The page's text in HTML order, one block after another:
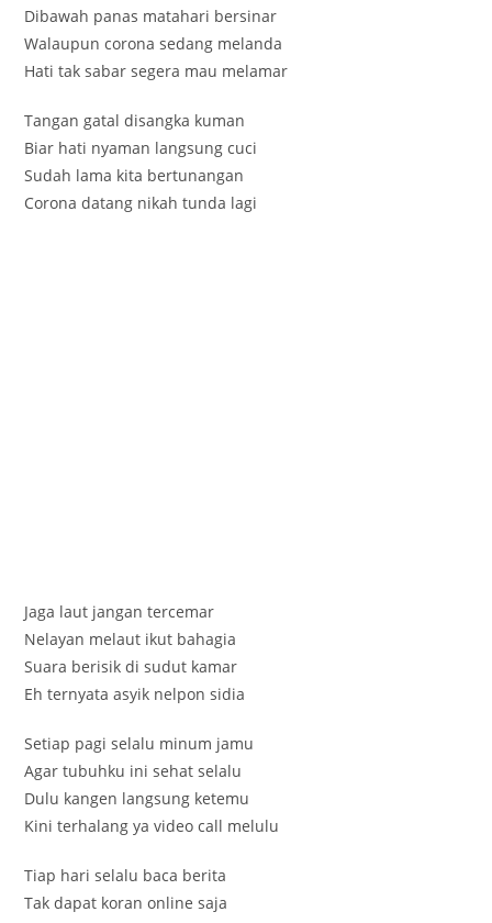
Dibawah panas matahari bersinar
Walaupun corona sedang melanda
Hati tak sabar segera mau melamar
Tangan gatal disangka kuman
Biar hati nyaman langsung cuci
Sudah lama kita bertunangan
Corona datang nikah tunda lagi
Jaga laut jangan tercemar
Nelayan melaut ikut bahagia
Suara berisik di sudut kamar
Eh ternyata asyik nelpon sidia
Setiap pagi selalu minum jamu
Agar tubuhku ini sehat selalu
Dulu kangen langsung ketemu
Kini terhalang ya video call melulu
Tiap hari selalu baca berita
Tak dapat koran online saja